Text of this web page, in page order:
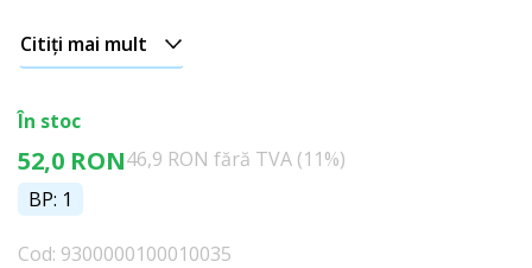
Citiți mai mult
În stoc
52,0 RON46,9 RON fără TVA (11%)
BP: 1
Cod: 9300000100010035